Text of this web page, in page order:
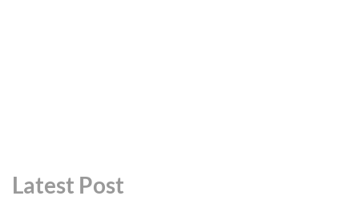
Latest Post